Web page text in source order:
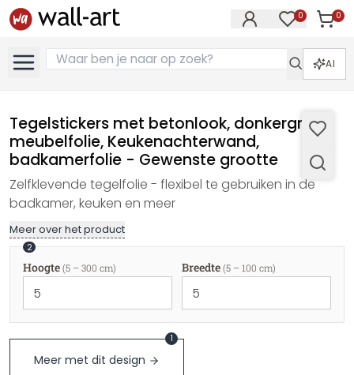
0 0
AI
Tegelstickers met betonlook, donkergrijs -
meubelfolie, Keukenachterwand,
badkamerfolie - Gewenste grootte
Zelfklevende tegelfolie - flexibel te gebruiken in de
badkamer, keuken en meer
Meer over het product
2
Hoogte (5 – 300 cm) Breedte (5 – 100 cm)
Meer met dit design
1